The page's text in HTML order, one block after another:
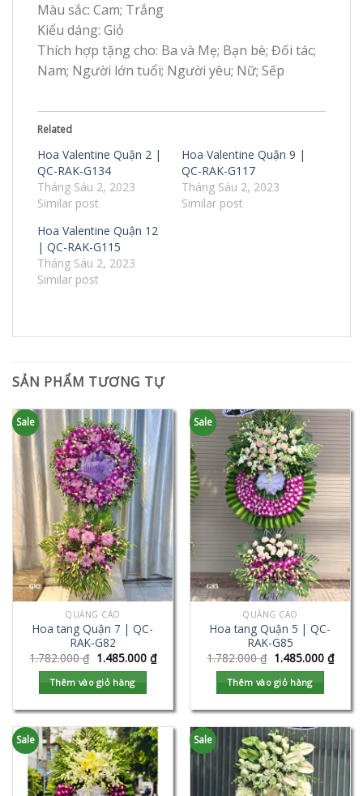
Màu sắc: Cam; Trắng
Kiểu dáng: Giỏ
Thích hợp tặng cho: Ba và Mẹ; Bạn bè; Đối tác;
Nam; Người lớn tuổi; Người yêu; Nữ; Sếp
Related
Hoa Valentine Quận 2 |
QC-RAK-G134
Tháng Sáu 2, 2023
Similar post
Hoa Valentine Quận 9 |
QC-RAK-G117
Tháng Sáu 2, 2023
Similar post
Hoa Valentine Quận 12
| QC-RAK-G115
Tháng Sáu 2, 2023
Similar post
SẢN PHẨM TƯƠNG TỰ
Sale
QUẢNG CÁO
Hoa tang Quận 7 | QC-
RAK-G82
1.782.000₫ 1.485.000 ₫
Thêm vào giỏ hàng
Sale
QUẢNG CÁO
Hoa tang Quận 5 | QC-
RAK-G85
1.782.000₫ 1.485.000 ₫
Thêm vào giỏ hàng
Sale Sale